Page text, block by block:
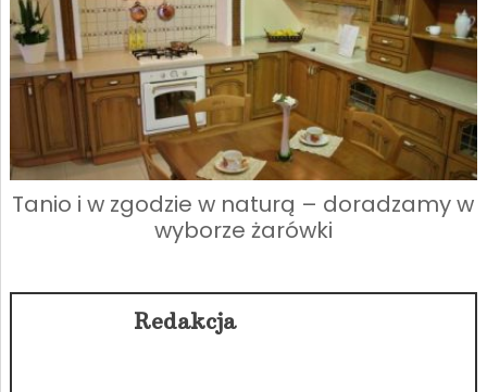
Tanio i w zgodzie w naturą – doradzamy w
wyborze żarówki
Redakcja